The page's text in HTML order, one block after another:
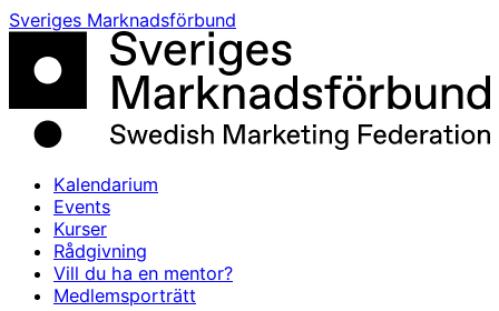
Skip
content
Sveriges Marknadsförbund
Kalendarium
Events
Kurser
Rådgivning
Vill du ha en mentor?
Medlemsporträtt